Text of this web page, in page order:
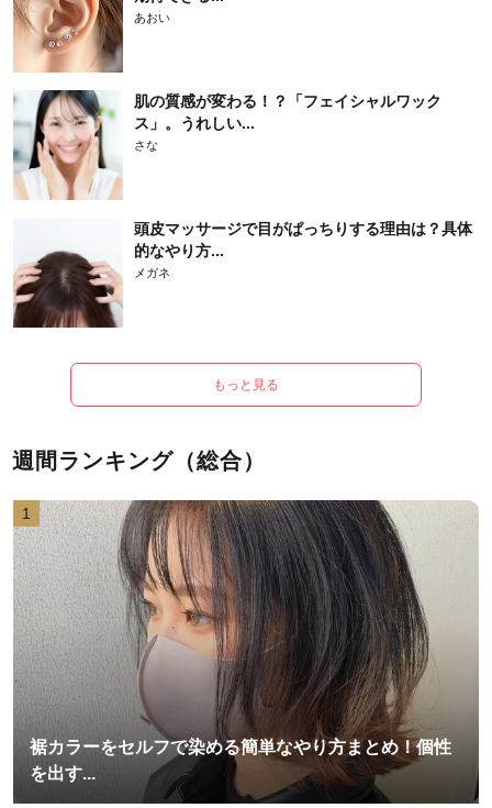
あおい
肌の質感が変わる！？「フェイシャルワック
ス」。うれしい...
さな
頭皮マッサージで目がぱっちりする理由は？具体
的なやり方...
メガネ
もっと見る
週間ランキング（総合）
1
裾カラーをセルフで染める簡単なやり方まとめ！個性
を出す...